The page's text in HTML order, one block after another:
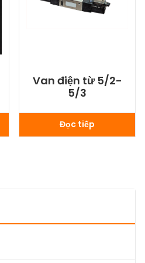
Van điện từ 5/2-
5/3
Đọc tiếp